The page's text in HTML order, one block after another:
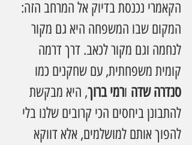
הקאמרי נכנסת בדיוק אל המרחב הזה:
המקום שבו המשפחה היא גם מקור
לנחמה וגם מקור לכאב. דרך דרמה
קומית משפחתית, עם שחקנים כמו
סנדרה שדה ורמי ברוך, היא מבקשת
להתבונן ביחסים הכי קרובים שלנו בלי
להפוך אותם למושלמים, אלא דווקא